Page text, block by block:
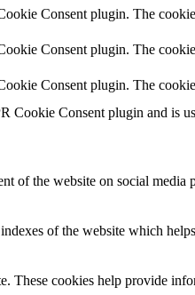
Consent plugin. The
Consent plugin. The
Consent plugin. The
Cookie Consent plugin and is
of the website on social media
of the website which
cookies help provide